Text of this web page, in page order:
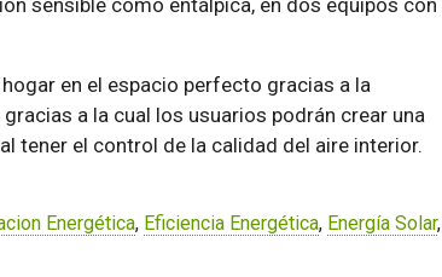
sensible como entálpica, en dos equipos con
en el espacio perfecto gracias a la
a la cual los usuarios podrán crear una
tener el control de la calidad del aire interior.
Energética, Eficiencia Energética, Energía Solar,